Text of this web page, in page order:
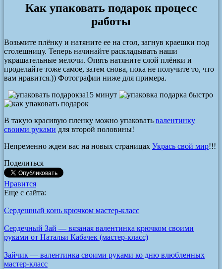
Как упаковать подарок процесс
работы
Возьмите плёнку и натяните ее на стол, загнув краешки под
столешницу. Теперь начинайте раскладывать наши
украшательные мелочи. Опять натяните слой плёнки и
проделайте тоже самое, затем снова, пока не получите то, что
вам нравится.)) Фотографии ниже для примера.
В такую красивую пленку можно упаковать валентинку
своими руками для второй половины!
Непременно ждем вас на новых страницах Укрась свой мир!!!
Поделиться
Нравится
Еще с сайта:
Сердешный конь крючком мастер-класс
Сердечный Зай — вязаная валентинка крючком своими
руками от Натальи Кабачек (мастер-класс)
Зайчик — валентинка своими руками ко дню влюбленных
мастер-класс